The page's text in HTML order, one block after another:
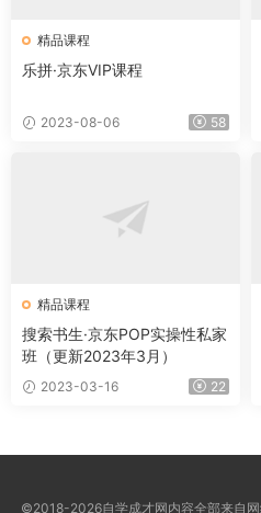
精品课程
乐拼·京东VIP课程
2023-08-06 58
精品课程
搜索书生·京东POP实操性私家
班（更新2023年3月）
2023-03-16 22
©2018-2026自学成才网内容全部来自